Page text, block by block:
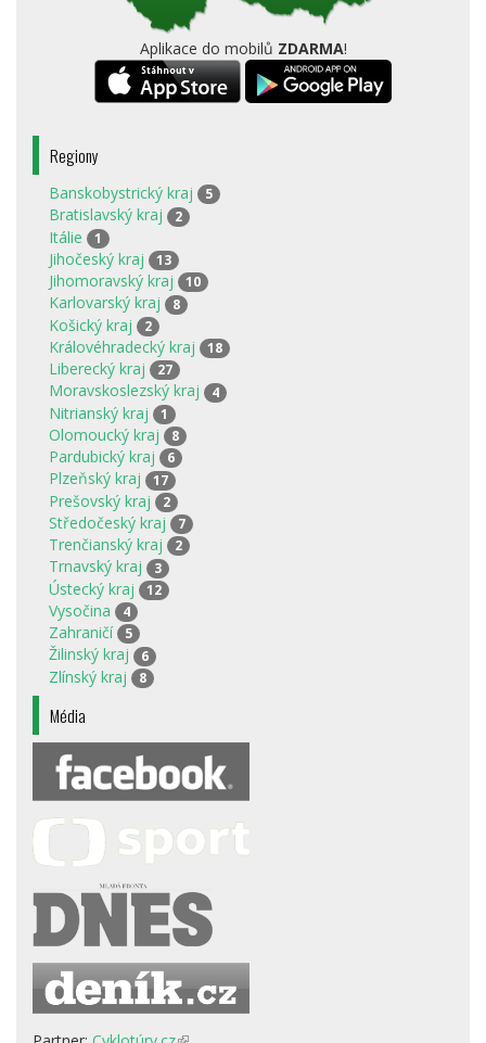
Aplikace do mobilů ZDARMA!
Regiony
Banskobystrický kraj 5
Bratislavský kraj 2
Itálie 1
Jihočeský kraj 13
Jihomoravský kraj 10
Karlovarský kraj 8
Košický kraj 2
Královéhradecký kraj 18
Liberecký kraj 27
Moravskoslezský kraj 4
Nitrianský kraj 1
Olomoucký kraj 8
Pardubický kraj 6
Plzeňský kraj 17
Prešovský kraj 2
Středočeský kraj 7
Trenčianský kraj 2
Trnavský kraj 3
Ústecký kraj 12
Vysočina 4
Zahraničí 5
Žilinský kraj 6
Zlínský kraj 8
Média